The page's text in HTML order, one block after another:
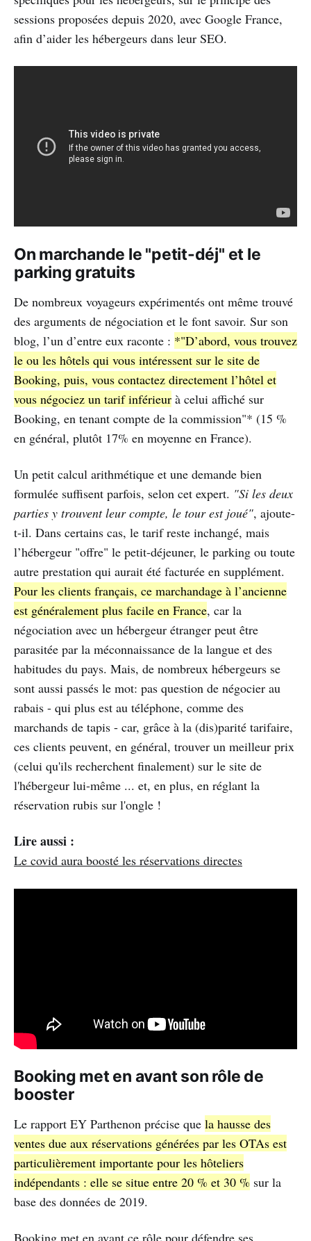
sessions proposées depuis 2020, avec Google France,
afin d’aider les hébergeurs dans leur SEO.
On marchande le "petit-déj" et le
parking gratuits
De nombreux voyageurs expérimentés ont même trouvé
des arguments de négociation et le font savoir. Sur son
blog, l’un d’entre eux raconte : *"D’abord, vous trouvez
le ou les hôtels qui vous intéressent sur le site de
Booking, puis, vous contactez directement l’hôtel et
vous négociez un tarif inférieur à celui affiché sur
Booking, en tenant compte de la commission"* (15 %
en général, plutôt 17% en moyenne en France).
Un petit calcul arithmétique et une demande bien
formulée suffisent parfois, selon cet expert. "Si les deux
parties y trouvent leur compte, le tour est joué", ajoute-
t-il. Dans certains cas, le tarif reste inchangé, mais
l’hébergeur "offre" le petit-déjeuner, le parking ou toute
autre prestation qui aurait été facturée en supplément.
Pour les clients français, ce marchandage à l’ancienne
est généralement plus facile en France, car la
négociation avec un hébergeur étranger peut être
parasitée par la méconnaissance de la langue et des
habitudes du pays. Mais, de nombreux hébergeurs se
sont aussi passés le mot: pas question de négocier au
rabais - qui plus est au téléphone, comme des
marchands de tapis - car, grâce à la (dis)parité tarifaire,
ces clients peuvent, en général, trouver un meilleur prix
(celui qu'ils recherchent finalement) sur le site de
l'hébergeur lui-même ... et, en plus, en réglant la
réservation rubis sur l'ongle !
Lire aussi :
Le covid aura boosté les réservations directes
Booking met en avant son rôle de
booster
Le rapport EY Parthenon précise que la hausse des
ventes due aux réservations générées par les OTAs est
particulièrement importante pour les hôteliers
indépendants : elle se situe entre 20 % et 30 % sur la
base des données de 2019.
Booking met en avant ce rôle pour défendre ses